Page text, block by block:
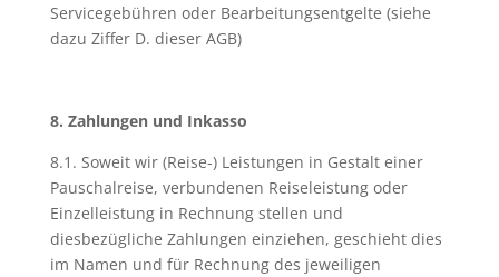
Servicegebühren oder Bearbeitungsentgelte (siehe
dazu Ziffer D. dieser AGB)
8. Zahlungen und Inkasso
8.1. Soweit wir (Reise-) Leistungen in Gestalt einer
Pauschalreise, verbundenen Reiseleistung oder
Einzelleistung in Rechnung stellen und
diesbezügliche Zahlungen einziehen, geschieht dies
im Namen und für Rechnung des jeweiligen